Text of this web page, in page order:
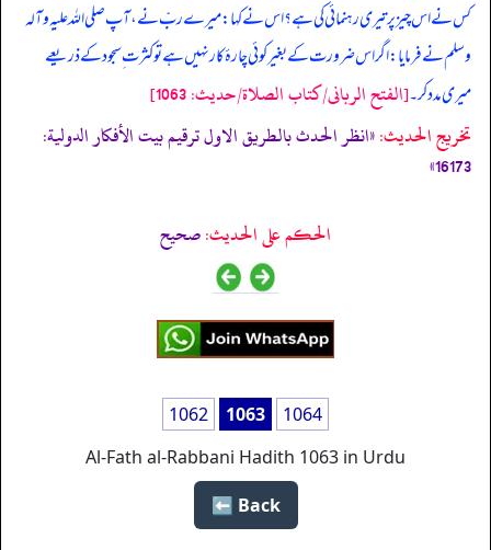
کس نے اس چیز پر تیری رہنمائی کی ہے؟ اس نے کہا: میرے ربّ نے، آپ صلی اللہ علیہ وآلہ
وسلم نے فرمایا: اگر اس ضرورت کے بغیر کوئی چارۂ کار نہیں ہے تو کثرت ِ سجود کے ذریعے
میری مدد کر۔[الفتح الربانی/كتاب الصلاة/حدیث: 1063]
تخریج الحدیث:«انظر الحدث بالطريق الاول ترقیم بيت الأفكار الدولية:
16173»
الحكم على الحديث:صحیح
1062 1063
1064
Al-Fath al-Rabbani Hadith 1063 in Urdu
Back ⬅️